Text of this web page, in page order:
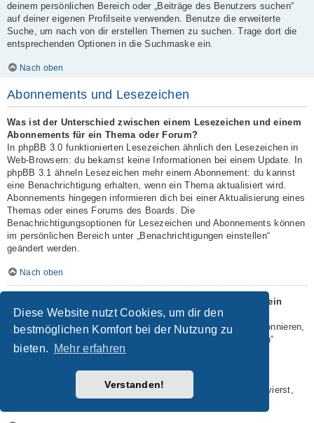
Diese Website nutzt Cookies, um dir den
bestmöglichen Komfort bei der Nutzung zu
bieten.
Mehr erfahren
Verstanden!
deinem persönlichen Bereich oder „Beiträge des Benutzers suchen“
auf deiner eigenen Profilseite verwenden. Benutze die erweiterte
Suche, um nach von dir erstellen Themen zu suchen. Trage dort die
entsprechenden Optionen in die Suchmaske ein.
Nach oben
Abonnements und Lesezeichen
Was ist der Unterschied zwischen einem Lesezeichen und einem
Abonnements für ein Thema oder Forum?
In phpBB 3.0 funktionierten Lesezeichen ähnlich den Lesezeichen in
Web-Browsern: du bekamst keine Informationen bei einem Update. In
phpBB 3.1 ähneln Lesezeichen mehr einem Abonnement: du kannst
eine Benachrichtigung erhalten, wenn ein Thema aktualisiert wird.
Abonnements hingegen informieren dich bei einer Aktualisierung eines
Themas oder eines Forums des Boards. Die
Benachrichtigungsoptionen für Lesezeichen und Abonnements können
im persönlichen Bereich unter „Benachrichtigungen einstellen“
geändert werden.
Nach oben
Wie kann ich ein Lesezeichen auf ein Thema setzen oder ein
Thema abonnieren?
Du kannst ein Lesezeichen auf ein Thema setzen oder es abonnieren,
in dem du die entsprechende Option in den „Themen-Optionen“
auswählst, die sich normalerweise ober- und unterhalb des
benachrichtigen, sobald eine Antwort geschrieben wurde“ aktivierst,